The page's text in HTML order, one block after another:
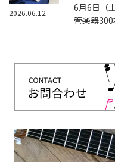
6月6日（
管楽器
2026.06.12